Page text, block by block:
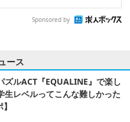
Sponsored by
ース
ズルACT『EQUALINE』で楽し
生レベルってこんな難しかった